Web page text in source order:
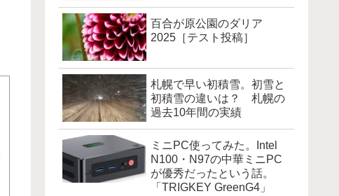
百合が原公園のダリア
2025［テスト投稿］
札幌で早い初積雪。初雪と
初積雪の違いは？ 札幌の
過去10年間の実績
ミニPC使ってみた。Intel
N100・N97の中華ミニPC
が優秀だったという話。
「TRIGKEY GreenG4」